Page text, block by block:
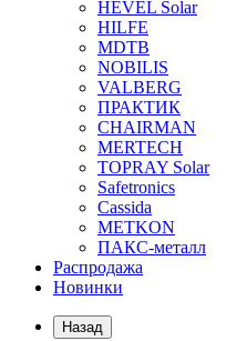
HEVEL Solar
HILFE
MDTB
NOBILIS
VALBERG
ПРАКТИК
CHAIRMAN
MERTECH
TOPRAY Solar
Safetronics
Cassida
METKON
ПАКС-металл
Распродажа
Новинки
Назад